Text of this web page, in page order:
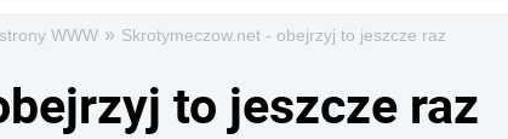
WWW » Skrotymeczow.net - obejrzyj to jeszcze raz
to jeszcze raz